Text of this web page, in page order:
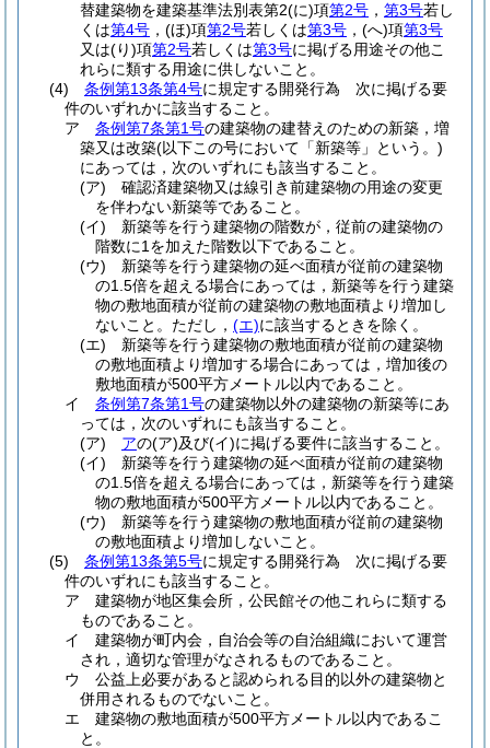
替建築物を建築基準法別表第2(に)項第2号 ， 第3号若し
くは第4号 ， (ほ)項第2号若しくは第3号 ， (へ)項第3号
又は(り)項第2号若しくは第3号に掲げる用途その他こ
れらに類する用途に供しないこと。
(4)
条例第13条第4号に規定する開発行為 次に掲げる要
件のいずれかに該当すること。
ア
条例第7条第1号の建築物の建替えのための新築，増
築又は改築(以下この号において「新築等」という。)
にあっては，次のいずれにも該当すること。
(ア)
確認済建築物又は線引き前建築物の用途の変更
を伴わない新築等であること。
(イ)
新築等を行う建築物の階数が，従前の建築物の
階数に1を加えた階数以下であること。
(ウ)
新築等を行う建築物の延べ面積が従前の建築物
の1.5倍を超える場合にあっては，新築等を行う建築
物の敷地面積が従前の建築物の敷地面積より増加し
ないこと。 ただし，(エ)に該当するときを除く。
(エ)
新築等を行う建築物の敷地面積が従前の建築物
の敷地面積より増加する場合にあっては，増加後の
敷地面積が500平方メートル以内であること。
イ
条例第7条第1号の建築物以外の建築物の新築等にあ
っては，次のいずれにも該当すること。
(ア)
アの(ア)及び(イ)に掲げる要件に該当すること。
(イ)
新築等を行う建築物の延べ面積が従前の建築物
の1.5倍を超える場合にあっては，新築等を行う建築
物の敷地面積が500平方メートル以内であること。
(ウ)
新築等を行う建築物の敷地面積が従前の建築物
の敷地面積より増加しないこと。
(5)
条例第13条第5号に規定する開発行為 次に掲げる要
件のいずれにも該当すること。
ア
建築物が地区集会所，公民館その他これらに類する
ものであること。
イ
建築物が町内会，自治会等の自治組織において運営
され，適切な管理がなされるものであること。
ウ
公益上必要があると認められる目的以外の建築物と
併用されるものでないこと。
エ
建築物の敷地面積が500平方メートル以内であるこ
と。